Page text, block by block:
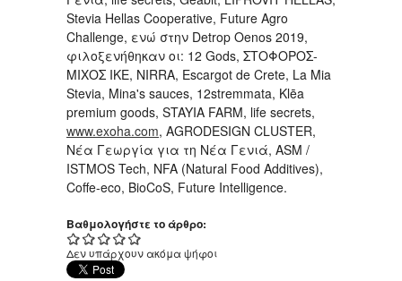
Stevia Hellas Cooperative, Future Agro
Challenge, ενώ στην Detrop Oenos 2019,
φιλοξενήθηκαν οι: 12 Gods, ΣΤΟΦΟΡΟΣ-
ΜΙΧΟΣ ΙΚΕ, NIRRA, Escargot de Crete, La Mia
Stevia, Mina's sauces, 12stremmata, Klēa
premium goods, STAYIA FARM, life secrets,
www.exoha.com, AGRODESIGN CLUSTER,
Νέα Γεωργία για τη Νέα Γενιά, ASM /
ISTMOS Tech, NFA (Natural Food Additives),
Coffe-eco, BioCoS, Future Intelligence.
Βαθμολογήστε το άρθρο:
Δεν υπάρχουν ακόμα ψήφοι